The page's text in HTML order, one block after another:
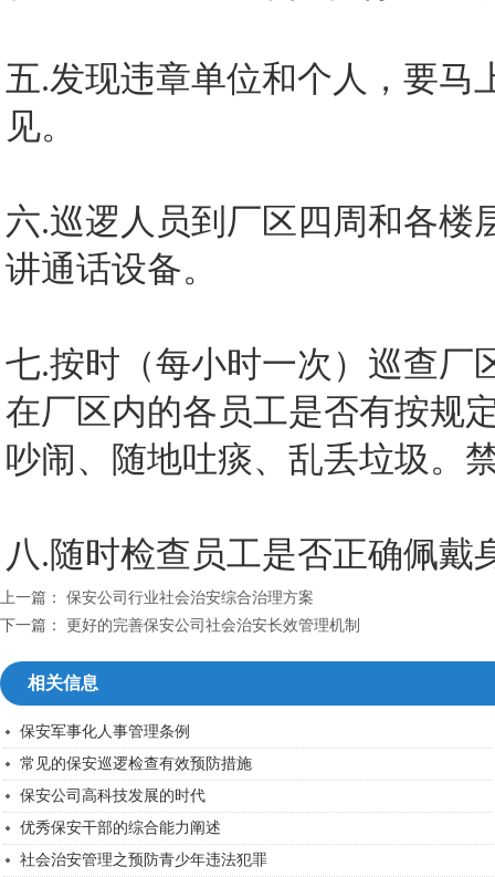
五.发现违章单位和个人，要马
见。
六.巡逻人员到厂区四周和各楼
讲通话设备。
七.按时（每小时一次）巡查厂
在厂区内的各员工是否有按规
吵闹、随地吐痰、乱丢垃圾。
八.随时检查员工是否正确佩
上一篇： 保安公司行业社会治安综合治理方案
下一篇： 更好的完善保安公司社会治安长效管理机制
相关信息
保安军事化人事管理条例
常见的保安巡逻检查有效预防措施
保安公司高科技发展的时代
优秀保安干部的综合能力阐述
社会治安管理之预防青少年违法犯罪